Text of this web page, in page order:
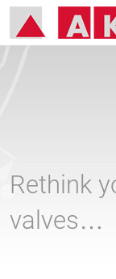
Rethink
valves…